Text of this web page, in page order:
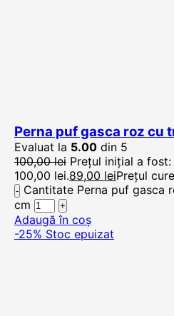
Perna puf gasca roz cu
Evaluat la 5.00 din 5
100,00lei Prețul inițial a fost:
100,00 lei.89,00 leiPrețul
Cantitate Perna puf gasca
cm
Adaugă în coș
-25% Stoc epuizat